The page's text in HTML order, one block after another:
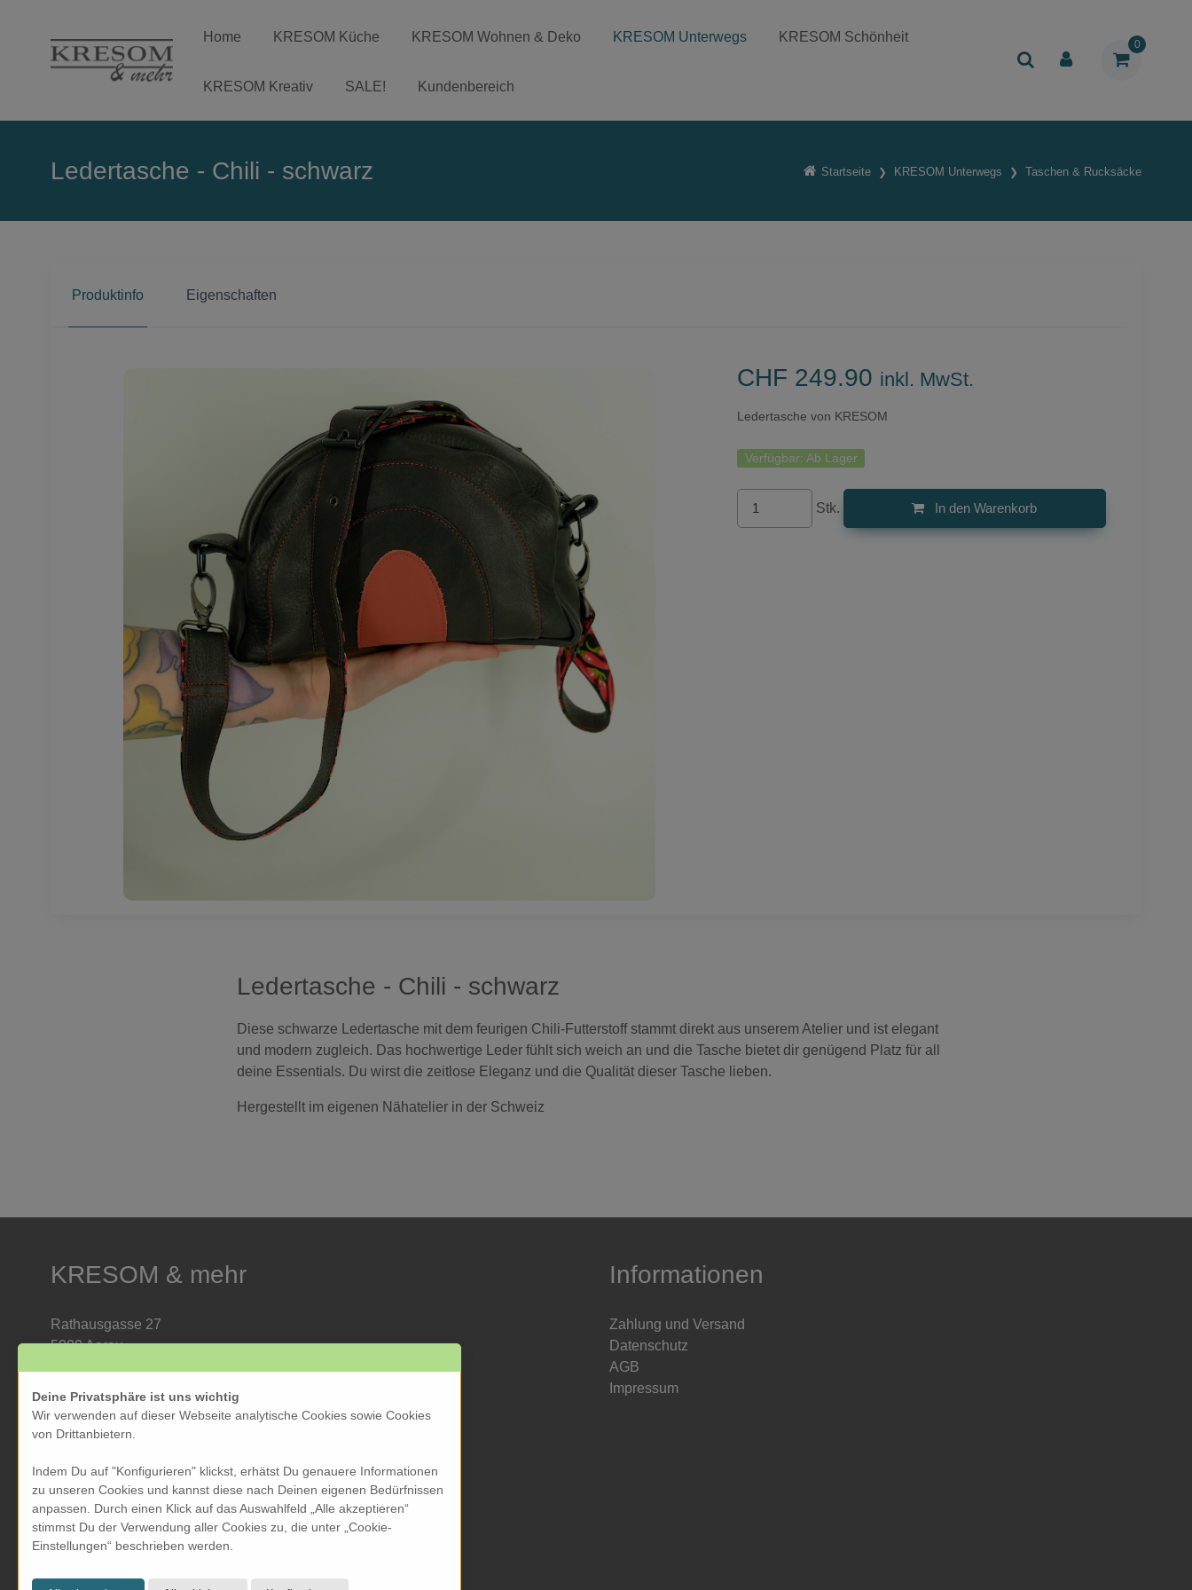
0
Home KRESOM Küche KRESOM Wohnen & Deko KRESOM Unterwegs KRESOM Schönheit
KRESOM Kreativ SALE! Kundenbereich
Startseite KRESOM Unterwegs Taschen & Rucksäcke
Ledertasche - Chili - schwarz
Produktinfo Eigenschaften
CHF 249.90 inkl. MwSt.
Ledertasche von KRESOM
Verfügbar: Ab Lager
Stk. In den Warenkorb
Ledertasche - Chili - schwarz
Diese schwarze Ledertasche mit dem feurigen Chili-Futterstoff stammt direkt aus unserem Atelier und ist elegant
und modern zugleich. Das hochwertige Leder fühlt sich weich an und die Tasche bietet dir genügend Platz für all
deine Essentials. Du wirst die zeitlose Eleganz und die Qualität dieser Tasche lieben.
Hergestellt im eigenen Nähatelier in der Schweiz
KRESOM & mehr
Rathausgasse 27
5000 Aarau
Öffnungszeiten Laden:
Samstag: 09.30 bis 17.00 Uhr
Sonntag & Montag geschlossen
Informationen
Zahlung und Versand
Datenschutz
AGB
Impressum
Deine Privatsphäre ist uns wichtig
Wir verwenden auf dieser Webseite analytische Cookies sowie Cookies
von Drittanbietern.
Indem Du auf "Konfigurieren" klickst, erhätst Du genauere Informationen
zu unseren Cookies und kannst diese nach Deinen eigenen Bedürfnissen
anpassen. Durch einen Klick auf das Auswahlfeld „Alle akzeptieren“
stimmst Du der Verwendung aller Cookies zu, die unter „Cookie-
Einstellungen“ beschrieben werden.